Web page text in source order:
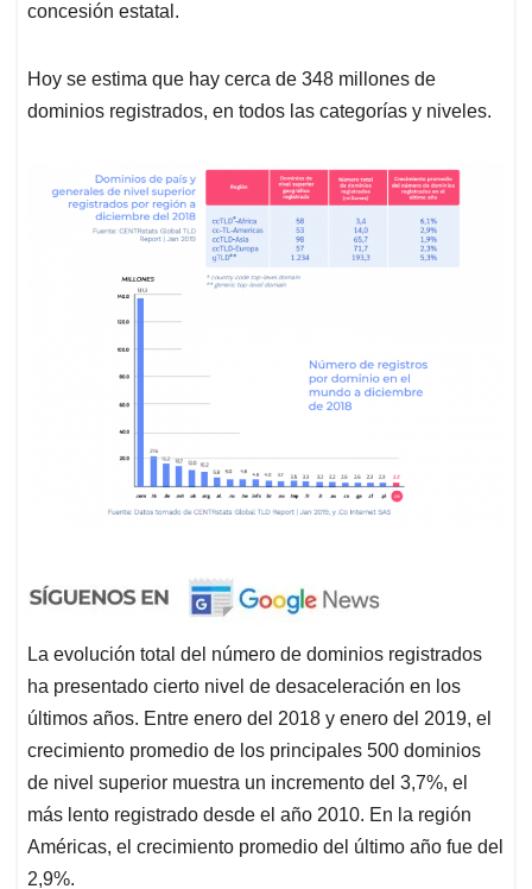
concesión estatal.
Hoy se estima que hay cerca de 348 millones de
dominios registrados, en todos las categorías y niveles.
La evolución total del número de dominios registrados
ha presentado cierto nivel de desaceleración en los
últimos años. Entre enero del 2018 y enero del 2019, el
crecimiento promedio de los principales 500 dominios
de nivel superior muestra un incremento del 3,7%, el
más lento registrado desde el año 2010. En la región
Américas, el crecimiento promedio del último año fue del
2,9%.